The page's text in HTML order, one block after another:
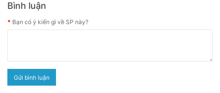
Bình luận
Bạn có ý kiến gì về SP này?
Gửi bình luận